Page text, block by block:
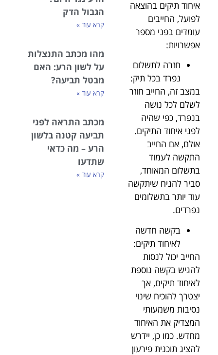
איחוד תיקים בהוצאה
לפועל, החייבים
עומדים בפני מספר
אפשרויות:
חזרה לתשלום
נפרד בכל תיק:
במצב זה, החייב חוזר
לשלם לכל נושה
בנפרד, כפי שהיה
לפני איחוד התיקים.
אולם, אם החייב
התקשה לעמוד
בתשלום המאוחד,
סביר להניח שיתקשה
עוד יותר בתשלומים
נפרדים.
בקשה חדשה
לאיחוד תיקים:
החייב יכול לנסות
להגיש בקשה נוספת
לאיחוד תיקים, אך
יצטרך להוכיח שינוי
נסיבות משמעותי
המצדיק את האיחוד
מחדש. כמו כן, יידרש
להציג תוכנית פירעון
הגבול הדק
קרא עוד »
מהו מכתב התנצלות
על לשון הרע: האם
מבטל תביעה?
קרא עוד »
מכתב התראה לפני
תביעה קטנה בלשון
הרע – מה כדאי
שתדעו
קרא עוד »